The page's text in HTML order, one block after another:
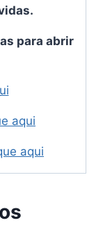
para abrir
aqui
aqui